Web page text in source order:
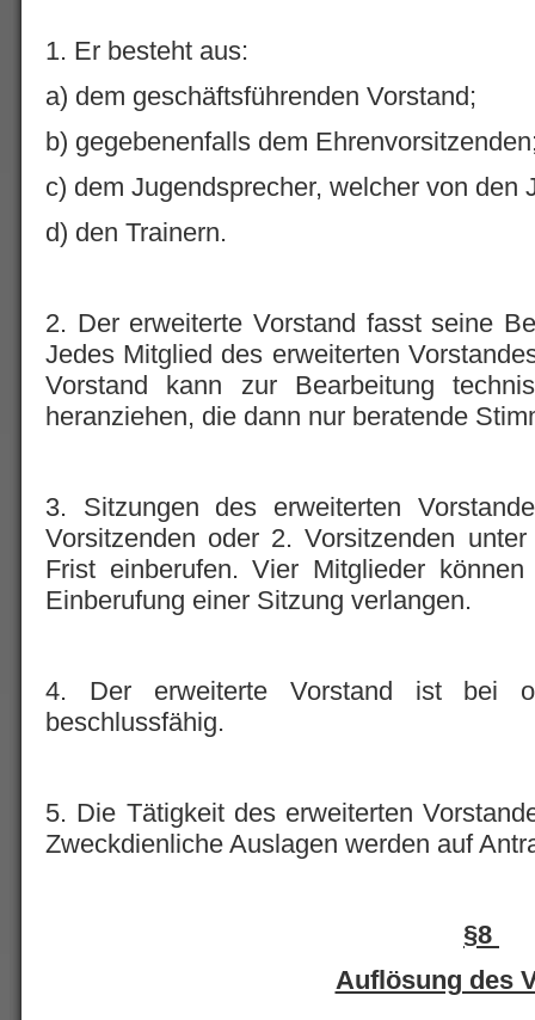
1. Er besteht aus:
a) dem geschäftsführenden Vorstand;
b) gegebenenfalls dem
c) dem Jugendsprecher, welcher von den
d) den Trainern.
2. Der erweiterte Vorstand fasst seine
Jedes Mitglied des erweiterten
Vorstand kann zur Bearbeitung
heranziehen, die dann nur beratende
3. Sitzungen des erweiterten
Vorsitzenden oder 2. Vorsitzenden
Frist einberufen. Vier Mitglieder
Einberufung einer Sitzung verlangen.
4. Der erweiterte Vorstand ist bei
beschlussfähig.
5. Die Tätigkeit des erweiterten
Zweckdienliche Auslagen werden auf
§8
Auflösung des